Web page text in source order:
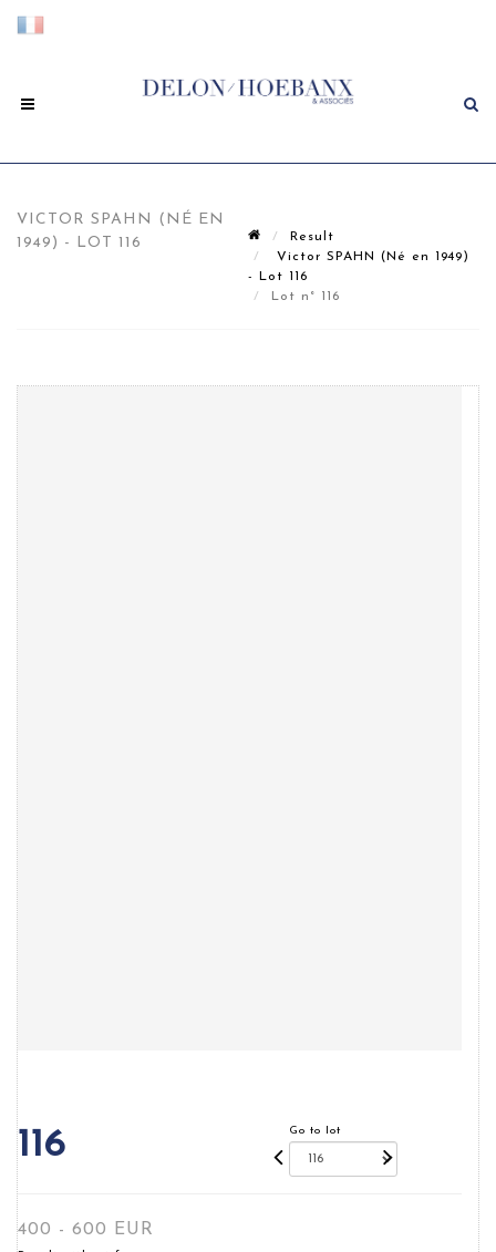
VICTOR SPAHN (NÉ EN
1949) - LOT 116
Result
Victor SPAHN (Né en 1949)
- Lot 116
Lot n° 116
116 Go to lot
400 - 600 EUR